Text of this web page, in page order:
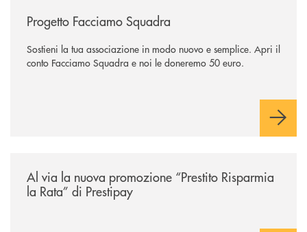
Progetto Facciamo Squadra
Sostieni la tua associazione in modo nuovo e semplice. Apri il
conto Facciamo Squadra e noi le doneremo 50 euro.
Al via la nuova promozione “Prestito Risparmia
la Rata” di Prestipay